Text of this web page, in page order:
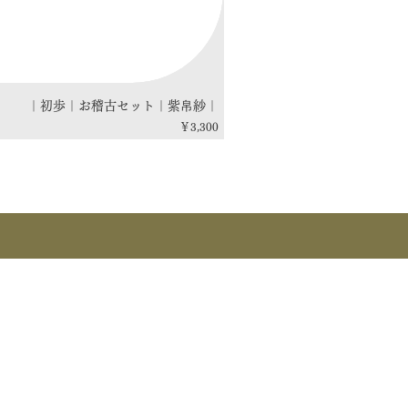
｜初歩｜お稽古セット｜紫帛紗｜
価格
￥3,300